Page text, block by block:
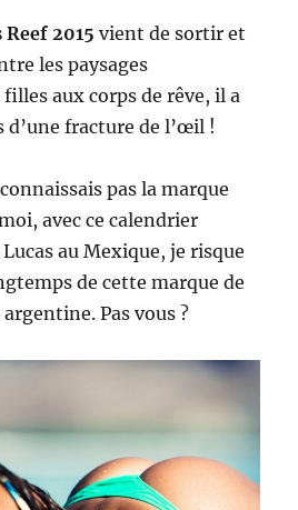
Reef 2015vient de sortir et
les paysages
aux corps de rêve, il a
d’une fracture de l’œil !
pas la marque
avec ce calendrier
au Mexique, je risque
de cette marque de
Pas vous ?